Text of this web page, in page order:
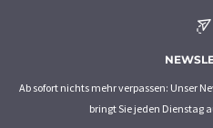
Ab sofort nichts mehr verpassen: Unser
bringt Sie jeden Dienstag